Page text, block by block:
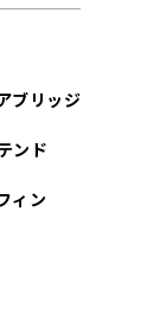
ブリッジ
ンド
ィン